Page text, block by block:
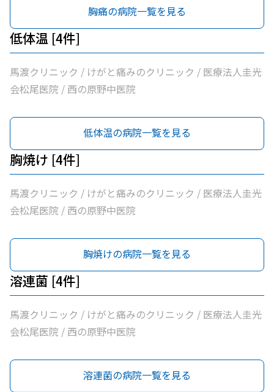
胸痛の病院一覧を見る
低体温 [4件]
馬渡クリニック / けがと痛みのクリニック / 医療法人圭光
会松尾医院 / 西の原野中医院
低体温の病院一覧を見る
胸焼け [4件]
馬渡クリニック / けがと痛みのクリニック / 医療法人圭光
会松尾医院 / 西の原野中医院
胸焼けの病院一覧を見る
溶連菌 [4件]
馬渡クリニック / けがと痛みのクリニック / 医療法人圭光
会松尾医院 / 西の原野中医院
溶連菌の病院一覧を見る